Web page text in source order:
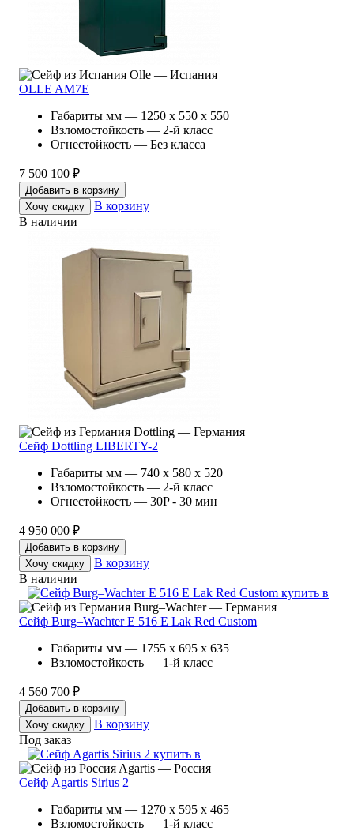
Olle — Испания
OLLE AM7E
Габариты мм — 1250 x 550 x 550
Взломостойкость — 2-й класс
Огнестойкость — Без класса
7 500 100 ₽
Добавить в корзину
Хочу скидку
В корзину
В наличии
Dottling — Германия
Сейф Dottling LIBERTY-2
Габариты мм — 740 x 580 x 520
Взломостойкость — 2-й класс
Огнестойкость — 30P - 30 мин
4 950 000 ₽
Добавить в корзину
Хочу скидку
В корзину
В наличии
Burg–Wachter — Германия
Сейф Burg–Wachter E 516 E Lak Red Custom
Габариты мм — 1755 x 695 x 635
Взломостойкость — 1-й класс
4 560 700 ₽
Добавить в корзину
Хочу скидку
В корзину
Под заказ
Agartis — Россия
Сейф Agartis Sirius 2
Габариты мм — 1270 x 595 x 465
Взломостойкость — 1-й класс